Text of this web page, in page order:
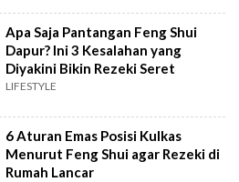
Apa Saja Pantangan Feng Shui
Dapur? Ini 3 Kesalahan yang
Diyakini Bikin Rezeki Seret
LIFESTYLE
6 Aturan Emas Posisi Kulkas
Menurut Feng Shui agar Rezeki di
Rumah Lancar